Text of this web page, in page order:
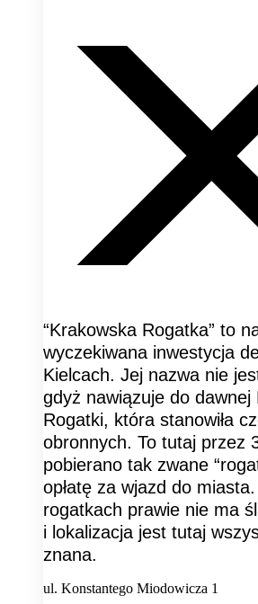
“Krakowska Rogatka” to
wyczekiwana inwestycja
Kielcach. Jej nazwa nie
gdyż nawiązuje do dawnej
Rogatki, która stanowiła
obronnych. To tutaj przez
pobierano tak zwane
opłatę za wjazd do
rogatkach prawie nie ma
i lokalizacja jest tutaj
znana.
ul. Konstantego Miodowicza 1